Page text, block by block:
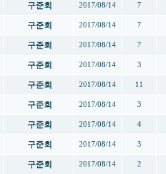
구준회 2017/08/14 7
구준회 2017/08/14 7
구준회 2017/08/14 7
구준회 2017/08/14 3
구준회 2017/08/14 11
구준회 2017/08/14 3
구준회 2017/08/14 4
구준회 2017/08/14 3
구준회 2017/08/14 2